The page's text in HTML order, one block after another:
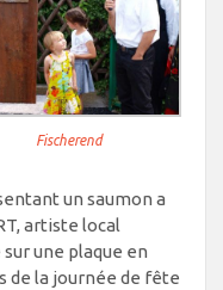
Fischerend
un saumon a
artiste local
une plaque en
de la journée de fête